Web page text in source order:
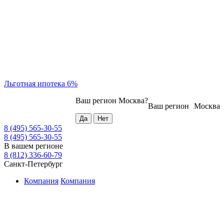
Льготная ипотека 6%
Москва
Ваш регион
Ваш регион Москва?
8 (495) 565-30-55
8 (495) 565-30-55
В вашем регионе
8 (812) 336-60-79
Санкт-Петербург
Компания Компания